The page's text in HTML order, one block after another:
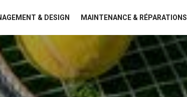
& DESIGN MAINTENANCE & RÉPARATIONS